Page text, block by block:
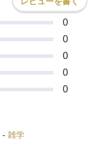
0
0
0
0
0
- 雑学